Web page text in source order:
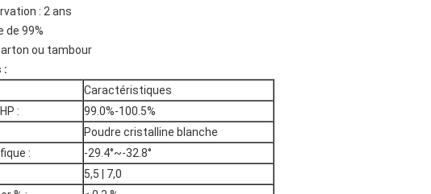
: 2 ans
de 99%
ou tambour
:
Caractéristiques
:
99.0%-100.5%
Poudre cristalline blanche
:
-29.4°~-32.8°
5,5 | 7,0